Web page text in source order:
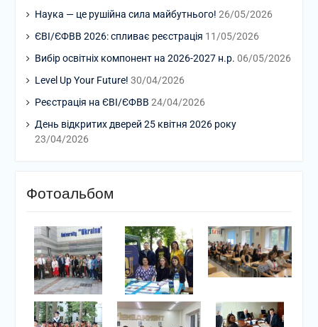
Наука — це рушійна сила майбутнього! 26/05/2026
ЄВІ/ЄФВВ 2026: спливає реєстрація 11/05/2026
Вибір освітніх компонент на 2026-2027 н.р. 06/05/2026
Level Up Your Future! 30/04/2026
Реєстрація на ЄВІ/ЄФВВ 24/04/2026
День відкритих дверей 25 квітня 2026 року
23/04/2026
Фотоальбом